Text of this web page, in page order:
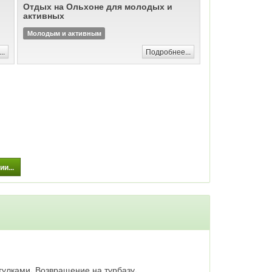
мира - остров Ольхон ждет и Вас.
Отдых на Ольхоне для молодых и
активных
Молодым и активным
Подробнее...
Возвращение на турбазу.